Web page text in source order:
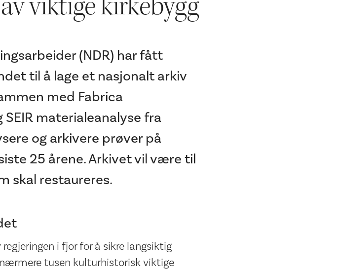
(NDR) har fått
til å lage et nasjonalt arkiv
med Fabrica
materialeanalyse fra
og arkivere prøver på
25 årene. Arkivet vil være til
skal restaureres.
i fjor for å sikre langsiktig
tusen kulturhistorisk viktige